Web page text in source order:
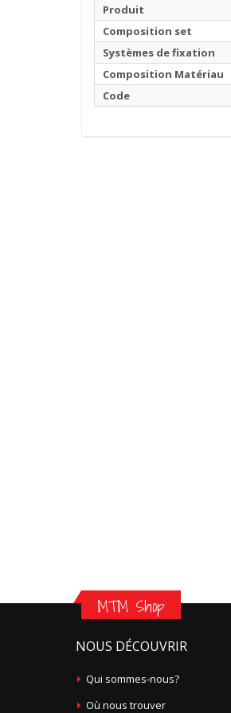
Produit
Composition set
Systèmes de fixation
Composition Matériau
Code
MTM Shop
NOUS DÉCOUVRIR
Qui sommes-nous?
Où nous trouver